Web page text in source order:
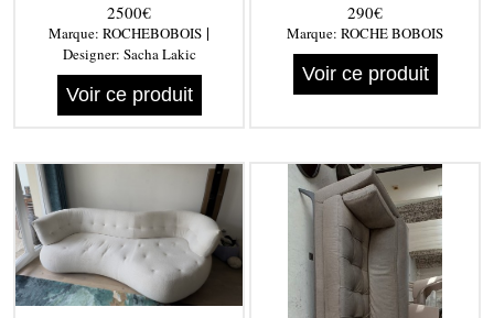
2500€
Marque: ROCHEBOBOIS |
Designer: Sacha Lakic
Voir ce produit
290€
Marque: ROCHE BOBOIS
Voir ce produit